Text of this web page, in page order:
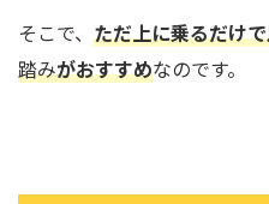
そこで、 ただ上に乗るだけ
踏みがおすすめなのです。